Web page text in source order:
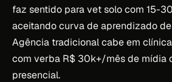
faz sentido para vet solo com 15-
aceitando curva de aprendizado
Agência tradicional cabe em
com verba R$ 30k+/mês de mídia
presencial.